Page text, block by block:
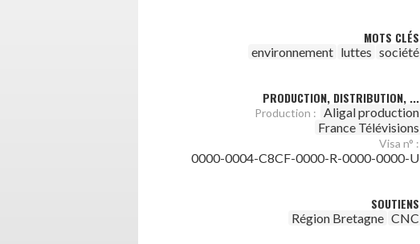
MOTS CLÉS
environnement luttes société
PRODUCTION, DISTRIBUTION, ...
Production : Aligal production
France Télévisions
Visa n° :
0000-0004-C8CF-0000-R-0000-0000-U
SOUTIENS
Région Bretagne CNC